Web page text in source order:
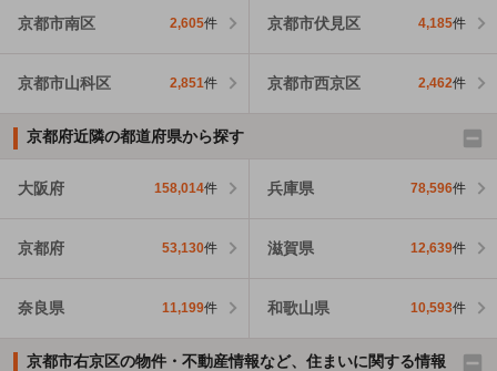
京都市南区 2,605件 京都市伏見区 4,185件
京都市山科区 2,851件 京都市西京区 2,462件
京都府近隣の都道府県から探す
大阪府 158,014件 兵庫県 78,596件
京都府 53,130件 滋賀県 12,639件
奈良県 11,199件 和歌山県 10,593件
京都市右京区の物件・不動産情報など、住まいに関する情報